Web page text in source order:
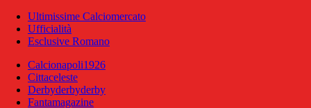
Ultimissime Calciomercato
Ufficialità
Esclusive Romano
Calcionapoli1926
Cittaceleste
Derbyderbyderby
Fantamagazine